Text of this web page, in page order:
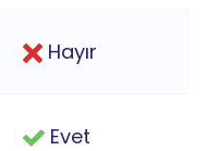
Hayır
Evet